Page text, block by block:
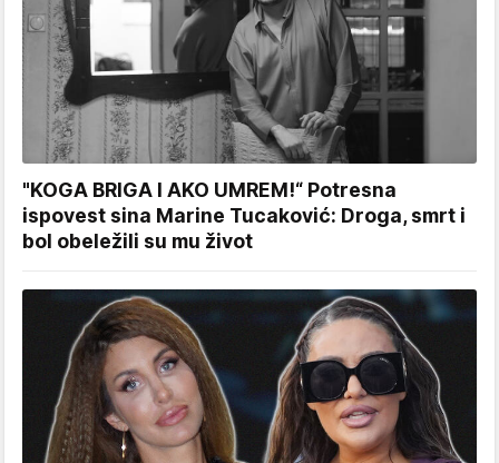
"KOGA BRIGA I AKO UMREM!“ Potresna
ispovest sina Marine Tucaković: Droga, smrt i
bol obeležili su mu život